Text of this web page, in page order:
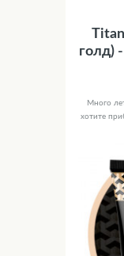
голд)
Много
хотите